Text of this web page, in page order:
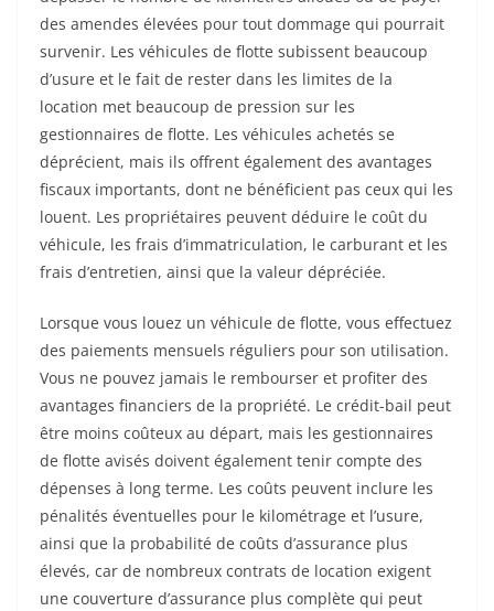
des amendes élevées pour tout dommage qui pourrait
survenir. Les véhicules de flotte subissent beaucoup
d’usure et le fait de rester dans les limites de la
location met beaucoup de pression sur les
gestionnaires de flotte. Les véhicules achetés se
déprécient, mais ils offrent également des avantages
fiscaux importants, dont ne bénéficient pas ceux qui les
louent. Les propriétaires peuvent déduire le coût du
véhicule, les frais d’immatriculation, le carburant et les
frais d’entretien, ainsi que la valeur dépréciée.
Lorsque vous louez un véhicule de flotte, vous effectuez
des paiements mensuels réguliers pour son utilisation.
Vous ne pouvez jamais le rembourser et profiter des
avantages financiers de la propriété. Le crédit-bail peut
être moins coûteux au départ, mais les gestionnaires
de flotte avisés doivent également tenir compte des
dépenses à long terme. Les coûts peuvent inclure les
pénalités éventuelles pour le kilométrage et l’usure,
ainsi que la probabilité de coûts d’assurance plus
élevés, car de nombreux contrats de location exigent
une couverture d’assurance plus complète qui peut